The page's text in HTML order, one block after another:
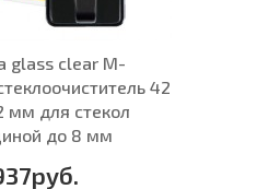
glass clear M-
42
мм для стекол
до 8 мм